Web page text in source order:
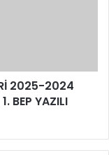
2025-2024
BEP YAZILI